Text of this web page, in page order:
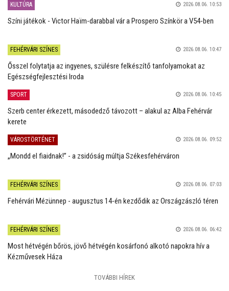
KULTÚRA 2026.08.06. 10:53
Színi játékok - Victor Haïm-darabbal vár a Prospero Színkör a V54-ben
FEHÉRVÁRI SZÍNES 2026.08.06. 10:47
Ősszel folytatja az ingyenes, szülésre felkészítő tanfolyamokat az
Egészségfejlesztési Iroda
SPORT 2026.08.06. 10:45
Szerb center érkezett, másodedző távozott – alakul az Alba Fehérvár
kerete
VÁROSTÖRTÉNET 2026.08.06. 09:52
„Mondd el fiaidnak!” - a zsidóság múltja Székesfehérváron
FEHÉRVÁRI SZÍNES 2026.08.06. 07:03
Fehérvári Mézünnep - augusztus 14-én kezdődik az Országzászló téren
FEHÉRVÁRI SZÍNES 2026.08.06. 06:42
Most hétvégén bőrös, jövő hétvégén kosárfonó alkotó napokra hív a
Kézművesek Háza
TOVÁBBI HÍREK